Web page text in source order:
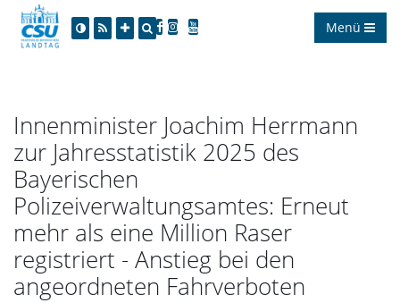
Menü
Innenminister Joachim Herrmann
zur Jahresstatistik 2025 des
Bayerischen
Polizeiverwaltungsamtes: Erneut
mehr als eine Million Raser
registriert - Anstieg bei den
angeordneten Fahrverboten